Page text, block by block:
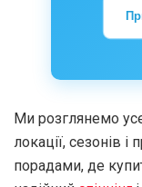
Ми розглянемо
локації, сезонів і
порадами, де